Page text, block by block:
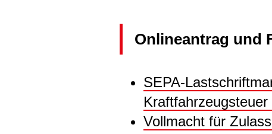
Onlineantrag und
SEPA-
Kraftfahrzeugsteuer
Vollmacht für